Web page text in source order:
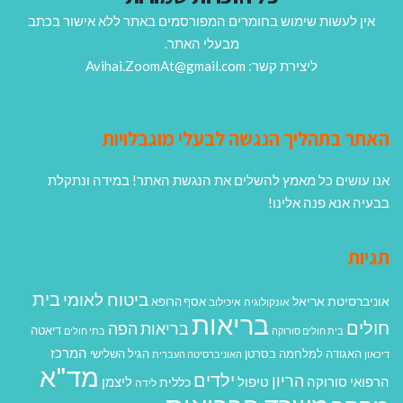
אין לעשות שימוש בחומרים המפורסמים באתר ללא אישור בכתב
מבעלי האתר.
ליצירת קשר: Avihai.ZoomAt@gmail.com
האתר בתהליך הנגשה לבעלי מוגבלויות
אנו עושים כל מאמץ להשלים את הנגשת האתר! במידה ונתקלת
בבעיה אנא פנה אלינו!
תגיות
אוניברסיטת אריאל אונקולוגיה איכילוב אסף הרופא ביטוח לאומיבית
חולים בית חולים סורוקה בריאות בריאות הפה בתי חולים דיאטה
דיכאון האגודה למלחמה בסרטן האוניברסיטה העברית הגיל השלישי המרכז
הרפואי סורוקה הריון טיפול ילדים כללית לידה ליצמן מד"א